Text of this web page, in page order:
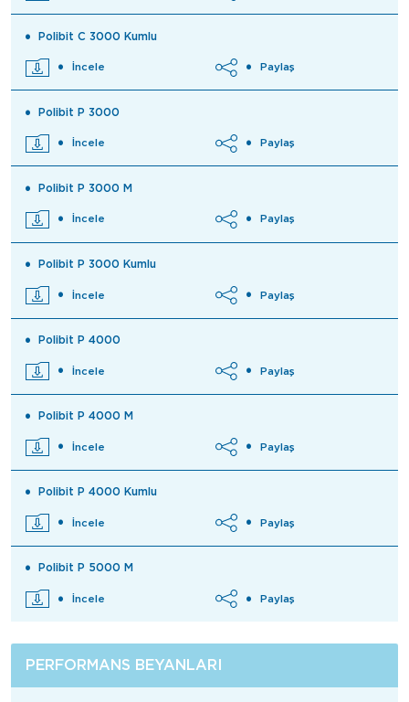
Polibit C 3000 Kumlu
İncele Paylaş
Polibit P 3000
İncele Paylaş
Polibit P 3000 M
İncele Paylaş
Polibit P 3000 Kumlu
İncele Paylaş
Polibit P 4000
İncele Paylaş
Polibit P 4000 M
İncele Paylaş
Polibit P 4000 Kumlu
İncele Paylaş
Polibit P 5000 M
İncele Paylaş
PERFORMANS BEYANLARI